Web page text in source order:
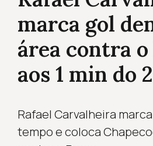
marca gol
área contra o
aos 1 min do
Rafael Carvalheira marca
tempo e coloca